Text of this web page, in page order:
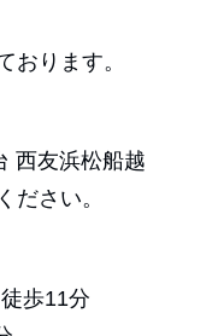
ります。
西友浜松船越
ださい。
歩11分